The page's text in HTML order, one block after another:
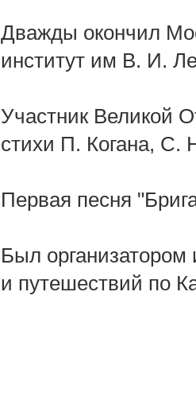
Дважды окончил
институт им В. И.
Участник Великой
стихи П. Когана, С.
Первая песня
Был организатором
и путешествий по